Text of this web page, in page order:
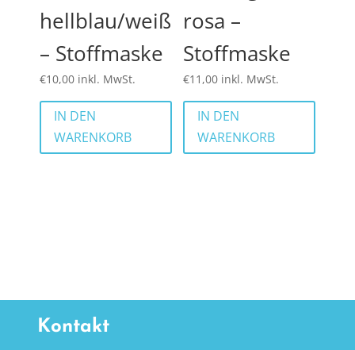
hellblau/weiß
– Stoffmaske
€10,00 inkl. MwSt.
IN DEN
WARENKORB
rosa –
Stoffmaske
€11,00 inkl. MwSt.
IN DEN
WARENKORB
Kontakt